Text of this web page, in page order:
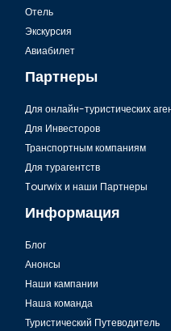
Отель
Экскурсия
Авиабилет
Партнеры
Для онлайн-туристических
Для Инвесторов
Транспортным компаниям
Для турагентств
Tourwix и наши Партнеры
Информация
Блог
Анонсы
Наши кампании
Наша команда
Туристический Путеводитель